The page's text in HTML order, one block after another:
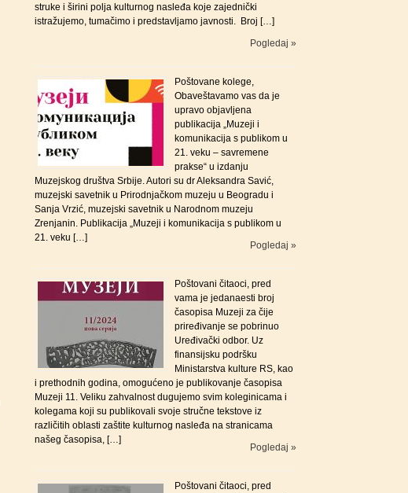
struke i širini polja kulturnog nasleđa koje zajednički
istražujemo, tumačimo i predstavljamo javnosti. Broj […]
Pogledaj »
Poštovane kolege,
Obaveštavamo vas da je
upravo objavljena
publikacija „Muzeji i
komunikacija s publikom u
21. veku – savremene
prakse“ u izdanju
Muzejskog društva Srbije. Autori su dr Aleksandra Savić,
muzejski savetnik u Prirodnjačkom muzeju u Beogradu i
Sanja Vrzić, muzejski savetnik u Narodnom muzeju
Zrenjanin. Publikacija „Muzeji i komunikacija s publikom u
21. veku […]
Pogledaj »
Poštovani čitaoci, pred
vama je jedanaesti broj
časopisa Muzeji za čije
priređivanje se pobrinuo
Uređivački odbor. Uz
finansijsku podršku
Ministarstva kulture RS, kao
i prethodnih godina, omogućeno je publikovanje časopisa
Muzeji 11. Veliku zahvalnost dugujemo svim koleginicama i
kolegama koji su publikovali svoje stručne tekstove iz
različitih oblasti zaštite kulturnog nasleđa na stranicama
našeg časopisa, […]
Pogledaj »
Poštovani čitaoci, pred